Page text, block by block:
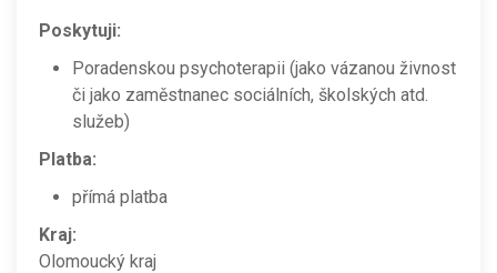
Poskytuji:
Poradenskou psychoterapii (jako vázanou živnost
či jako zaměstnanec sociálních, školských atd.
služeb)
Platba:
přímá platba
Kraj:
Olomoucký kraj